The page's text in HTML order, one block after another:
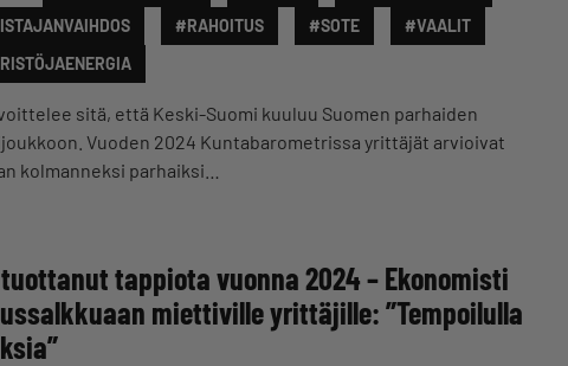
#RAHOITUS #SOTE
#VAALIT
sitä, että Keski-Suomi kuuluu Suomen parhaiden
Vuoden 2024 Kuntabarometrissa yrittäjät arvioivat
kolmanneksi parhaiksi…
tappiota vuonna 2024 – Ekonomisti
miettiville yrittäjille: ”Tempoilulla